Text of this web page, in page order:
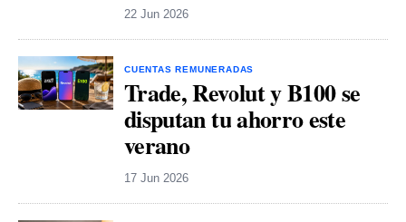
22 Jun 2026
CUENTAS REMUNERADAS
Trade, Revolut y B100 se
disputan tu ahorro este
verano
17 Jun 2026